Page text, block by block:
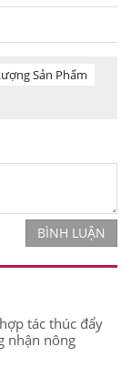
Sản Phẩm
BÌNH LUẬN
tác thúc đẩy
nhận nông